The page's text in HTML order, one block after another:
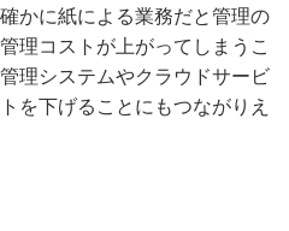
かに紙による業務だと管理の
理コストが上がってしまうこ
理システムやクラウドサービ
を下げることにもつながりえ